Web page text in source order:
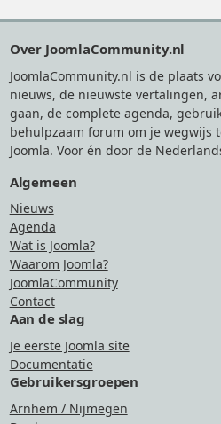
Over JoomlaCommunity.nl
JoomlaCommunity.nl is de plaats
nieuws, de nieuwste vertalingen,
gaan, de complete agenda,
behulpzaam forum om je wegwijs
Joomla. Voor én door de
Algemeen
Nieuws
Agenda
Wat is Joomla?
Waarom Joomla?
JoomlaCommunity
Contact
Aan de slag
Je eerste Joomla site
Documentatie
Gebruikersgroepen
Arnhem / Nijmegen